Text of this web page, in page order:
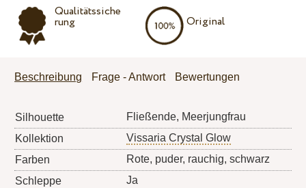
Qualitätssiche
rung
Original
Beschreibung Frage - Antwort Bewertungen
Silhouette
Fließende, Meerjungfrau
Kollektion
Vissaria Crystal Glow
Farben
Rote, puder, rauchig, schwarz
Schleppe
Ja